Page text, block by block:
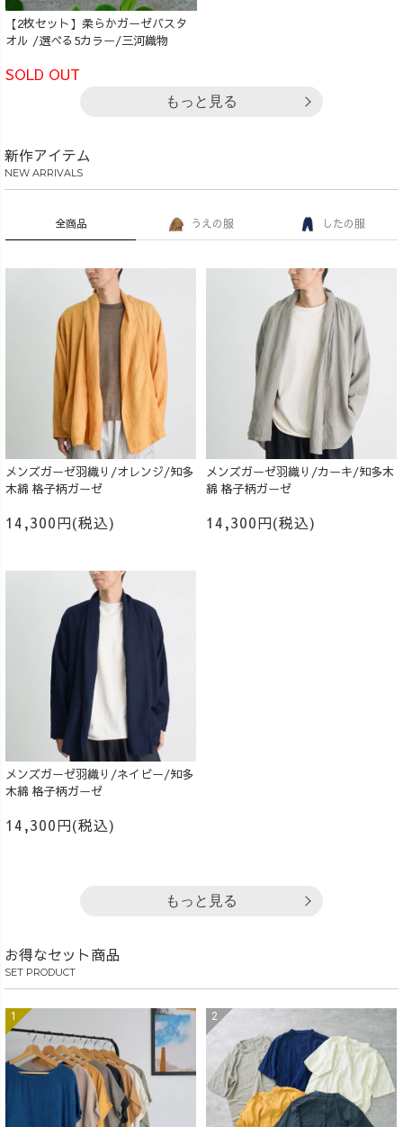
【2枚セット】柔らかガーゼバスタ
オル /選べる5カラー/三河織物
SOLD OUT
もっと見る
新作アイテム
NEW ARRIVALS
全商品 うえの服 したの服
メンズガーゼ羽織り/オレンジ/知多
木綿 格子柄ガーゼ
14,300円(税込)
メンズガーゼ羽織り/カーキ/知多木
綿 格子柄ガーゼ
14,300円(税込)
メンズガーゼ羽織り/ネイビー/知多
木綿 格子柄ガーゼ
14,300円(税込)
もっと見る
お得なセット商品
SET PRODUCT